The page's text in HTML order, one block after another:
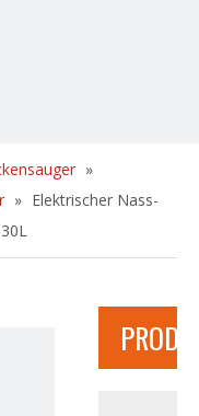
»
» Elektrischer Nass-